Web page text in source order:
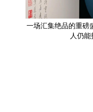
一场汇集绝品的重磅
人仍能